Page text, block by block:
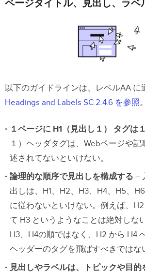
ページタイトル、見出し、ラベ
以下のガイドラインは、レベルAA に
Headings and Labels SC 2.4.6 を参照。
１ページに H1（見出し１） タグは
１）ヘッダタグは、Webページや
述されてないといけない。
論理的な順序で見出しを構成する –
出しは、H1、H2、H3、H4、H5、
に従わないといけない。例えば、
て H3 というようなことは絶対しな
H3、H4の順ではなく、H2 から H4
ヘッダーのタグを飛ばすべきではな
見出しやラベルは、トピックや目